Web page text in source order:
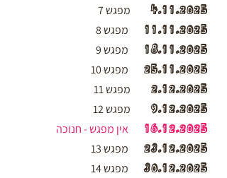
4.11.2025 מפגש 7
11.11.2025 מפגש 8
18.11.2025 מפגש 9
25.11.2025 מפגש 10
2.12.2025 מפגש 11
9.12.2025 מפגש 12
16.12.2025 אין מפגש - חנוכה
23.12.2025 מפגש 13
30.12.2025 מפגש 14